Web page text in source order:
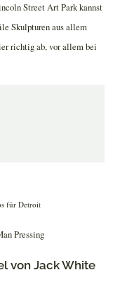
Street Art Park kannst
Skulpturen aus allem
richtig ab, vor allem bei
für Detroit
von Jack White